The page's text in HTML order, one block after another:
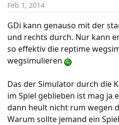
Feb 1, 2014
GDi kann genauso mit der
und rechts durch. Nur kann
so effektiv die reptime
wegsimulieren
Das der Simulator durch die
im Spiel geblieben ist mag ja
dann heult nicht rum wegen
Warum sollte jemand ein